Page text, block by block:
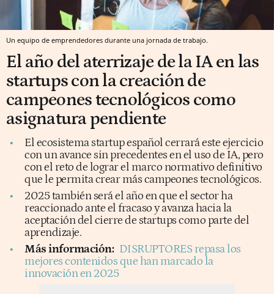
Un equipo de emprendedores durante una jornada de trabajo.
El año del aterrizaje de la IA en las
startups con la creación de
campeones tecnológicos como
asignatura pendiente
El ecosistema startup español cerrará este ejercicio
con un avance sin precedentes en el uso de IA, pero
con el reto de lograr el marco normativo definitivo
que le permita crear más campeones tecnológicos.
2025 también será el año en que el sector ha
reaccionado ante el fracaso y avanza hacia la
aceptación del cierre de startups como parte del
aprendizaje.
Más información: DISRUPTORES repasa los
mejores contenidos que han marcado la
innovación en 2025